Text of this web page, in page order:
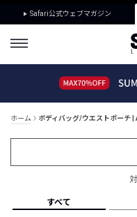
Safari公式ウェブマガジン
ホーム ボディバッグ/ウエストポーチ
すべて